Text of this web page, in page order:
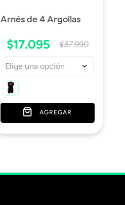
Arnés de 4 Argollas
$17.095 $37.990
Elige una opción
AGREGAR